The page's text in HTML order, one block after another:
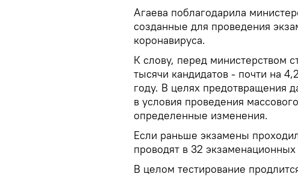
Агаева поблагодарила
созданные для проведения
коронавируса.
К слову, перед министерством
тысячи кандидатов - почти на
году. В целях предотвращения
в условия проведения
определенные изменения.
Если раньше экзамены
проводят в 32
В целом тестирование